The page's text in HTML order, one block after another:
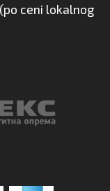
(po ceni lokalnog